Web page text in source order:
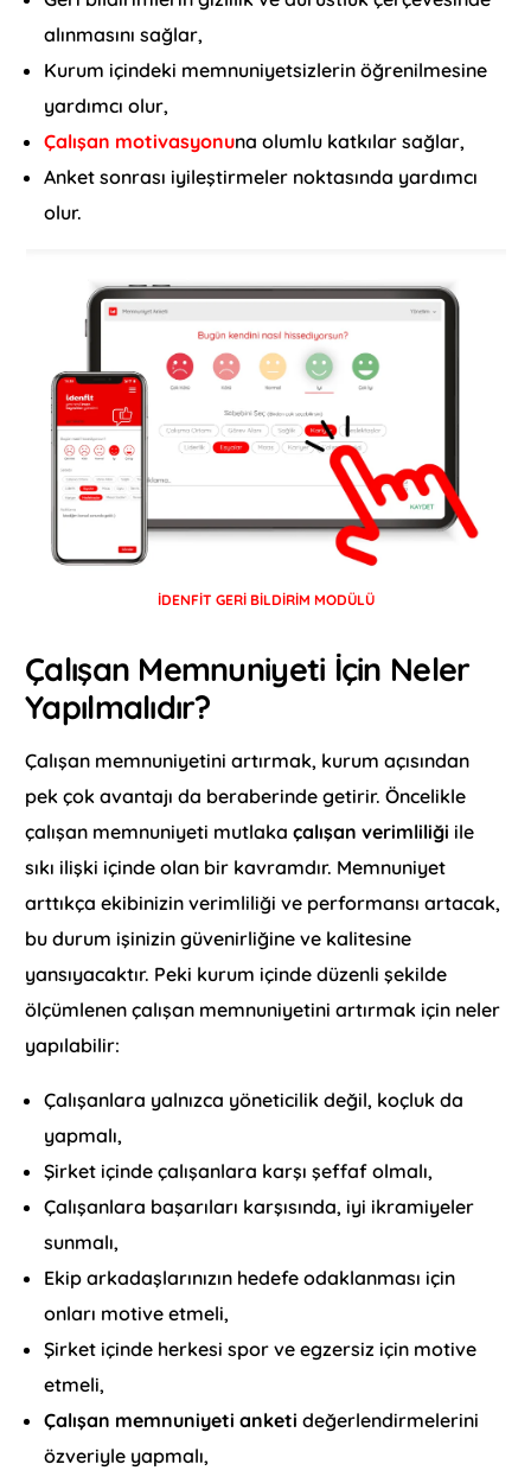
alınmasını sağlar,
Kurum içindeki memnuniyetsizlerin öğrenilmesine
yardımcı olur,
Çalışan motivasyonuna olumlu katkılar sağlar,
Anket sonrası iyileştirmeler noktasında yardımcı
olur.
İDENFİT GERİ BİLDİRİM MODÜLÜ
Çalışan Memnuniyeti İçin Neler
Yapılmalıdır?
Çalışan memnuniyetini artırmak, kurum açısından
pek çok avantajı da beraberinde getirir. Öncelikle
çalışan memnuniyeti mutlakaçalışan verimliliği ile
sıkı ilişki içinde olan bir kavramdır. Memnuniyet
arttıkça ekibinizin verimliliği ve performansı artacak,
bu durum işinizin güvenirliğine ve kalitesine
yansıyacaktır. Peki kurum içinde düzenli şekilde
ölçümlenen çalışan memnuniyetini artırmak için neler
yapılabilir:
Çalışanlara yalnızca yöneticilik değil, koçluk da
yapmalı,
Şirket içinde çalışanlara karşı şeffaf olmalı,
Çalışanlara başarıları karşısında, iyi ikramiyeler
sunmalı,
Ekip arkadaşlarınızın hedefe odaklanması için
onları motive etmeli,
Şirket içinde herkesi spor ve egzersiz için motive
etmeli,
Çalışan memnuniyeti anketi değerlendirmelerini
özveriyle yapmalı,